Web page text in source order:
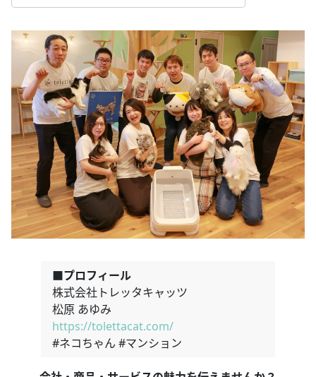
■プロフィール
株式会社トレッタキャッツ
松原 あゆみ
https://tolettacat.com/
#ネコちゃん #マンション